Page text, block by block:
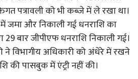
पत्रावली को भी कब्जे में ले रखा था।
जमा और निकाली गई धनराशि का
बार जीपीएफ धनराशि निकाली गई।
ने विभागीय अधिकारी को अंधेरे में रखने
की पासबुक में एंट्री नहीं की।